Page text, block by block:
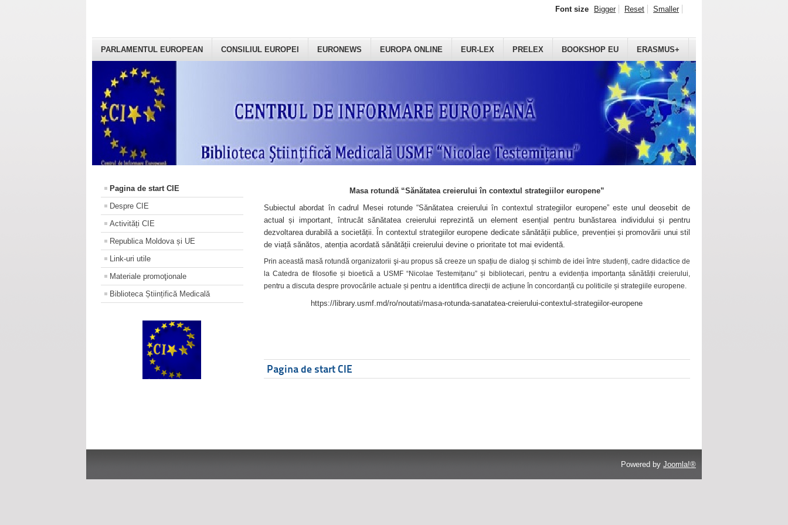
PARLAMENTUL EUROPEAN CONSILIUL EUROPEI EURONEWS EUROPA ONLINE EUR-LEX PRELEX BOOKSHOP EU ERASMUS+
Font size Bigger Reset Smaller
Pagina de start CIE
Despre CIE
Activități CIE
Republica Moldova și UE
Link-uri utile
Materiale promoţionale
Biblioteca Științifică Medicală
Masa rotundă “Sănătatea creierului în contextul strategiilor europene”
Subiectul abordat în cadrul Mesei rotunde “Sănătatea creierului în contextul strategiilor europene” este unul deosebit de
actual și important, întrucât sănătatea creierului reprezintă un element esențial pentru bunăstarea individului și pentru
dezvoltarea durabilă a societății. În contextul strategiilor europene dedicate sănătății publice, prevenției și promovării unui stil
de viață sănătos, atenția acordată sănătății creierului devine o prioritate tot mai evidentă.
Prin această masă rotundă organizatorii şi-au propus să creeze un spațiu de dialog și schimb de idei între studenți, cadre didactice de
la Catedra de filosofie și bioetică a USMF “Nicolae Testemițanu” și bibliotecari, pentru a evidenția importanța sănătății creierului,
pentru a discuta despre provocările actuale și pentru a identifica direcții de acțiune în concordanță cu politicile și strategiile europene.
https://library.usmf.md/ro/noutati/masa-rotunda-sanatatea-creierului-contextul-strategiilor-europene
Pagina de start CIE
Powered by Joomla!®